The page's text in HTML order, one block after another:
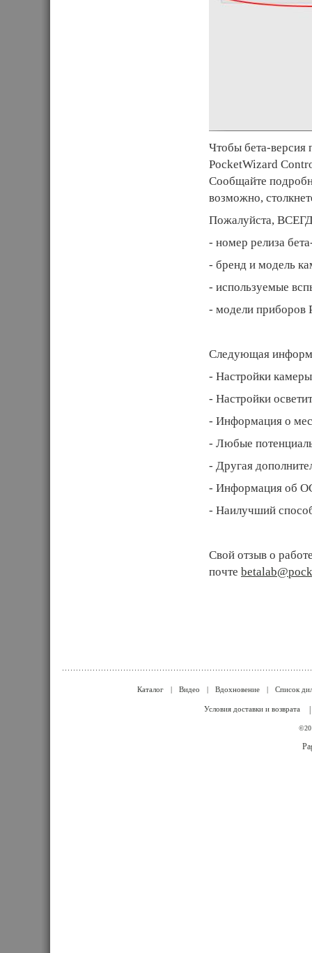
Чтобы бета-версия
PocketWizard
Сообщайте
возможно,
Пожалуйста,
- номер релиза
- бренд и модель
- используемые
- модели приборов
Следующая
- Настройки камеры
- Настройки
- Информация о
- Любые
- Другая
- Информация об
- Наилучший
Свой отзыв о
почте
Каталог | Видео | Вдохновение | Список
Условия доставки и возврата